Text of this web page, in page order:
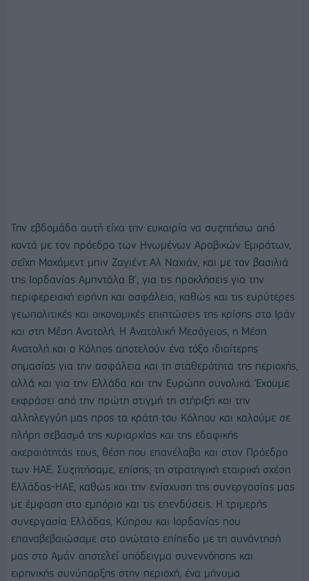
Την εβδομάδα αυτή είχα την ευκαιρία να συζητήσω από
κοντά με τον πρόεδρο των Ηνωμένων Αραβικών Εμιράτων,
σεΐχη Μοχάμεντ μπιν Ζαγιέντ Αλ Ναχιάν, και με τον βασιλιά
της Ιορδανίας Αμπντάλα Β', για τις προκλήσεις για την
περιφερειακή ειρήνη και ασφάλεια, καθώς και τις ευρύτερες
γεωπολιτικές και οικονομικές επιπτώσεις της κρίσης στο Ιράν
και στη Μέση Ανατολή. Η Ανατολική Μεσόγειος, η Μέση
Ανατολή και ο Κόλπος αποτελούν ένα τόξο ιδιαίτερης
σημασίας για την ασφάλεια και τη σταθερότητα της περιοχής,
αλλά και για την Ελλάδα και την Ευρώπη συνολικά. Έχουμε
εκφράσει από την πρώτη στιγμή τη στήριξη και την
αλληλεγγύη μας προς τα κράτη του Κόλπου και καλούμε σε
πλήρη σεβασμό της κυριαρχίας και της εδαφικής
ακεραιότητάς τους, θέση που επανέλαβα και στον Πρόεδρο
των ΗΑΕ. Συζητήσαμε, επίσης, τη στρατηγική εταιρική σχέση
Ελλάδας-ΗΑΕ, καθώς και την ενίσχυση της συνεργασίας μας
με έμφαση στο εμπόριο και τις επενδύσεις. Η τριμερής
συνεργασία Ελλάδας, Κύπρου και Ιορδανίας που
επαναβεβαιώσαμε στο ανώτατο επίπεδο με τη συνάντησή
μας στο Αμάν αποτελεί υπόδειγμα συνεννόησης και
ειρηνικής συνύπαρξης στην περιοχή, ένα μήνυμα